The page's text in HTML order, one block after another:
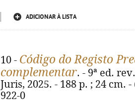
ADICIONAR À LISTA
10 - Código do Registo
complementar. - 9ª ed.
Juris, 2025. - 188 p. ; 24 cm.
922-0